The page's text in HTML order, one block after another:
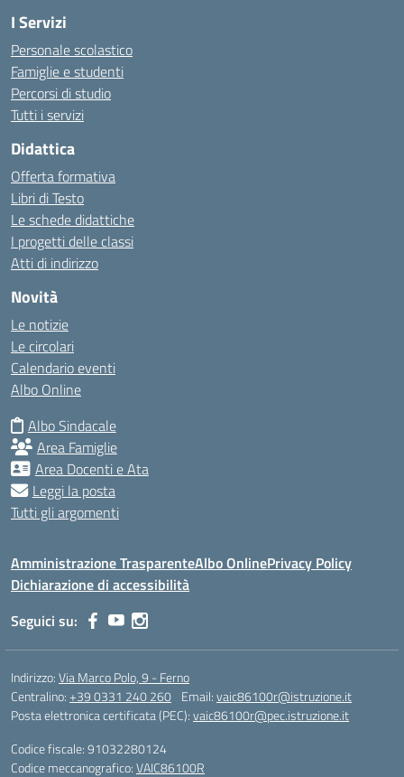
I Servizi
Personale scolastico
Famiglie e studenti
Percorsi di studio
Tutti i servizi
Didattica
Offerta formativa
Libri di Testo
Le schede didattiche
I progetti delle classi
Atti di indirizzo
Novità
Le notizie
Le circolari
Calendario eventi
Albo Online
Albo Sindacale
Area Famiglie
Area Docenti e Ata
Leggi la posta
Tutti gli argomenti
Amministrazione TrasparenteAlbo OnlinePrivacy Policy
Dichiarazione di accessibilità
Seguici su:
Indirizzo:Via Marco Polo, 9 - Ferno
Centralino:+39 0331 240 260 Email:vaic86100r@istruzione.it
Posta elettronica certificata (PEC):vaic86100r@pec.istruzione.it
Codice fiscale: 91032280124
Codice meccanografico:VAIC86100R